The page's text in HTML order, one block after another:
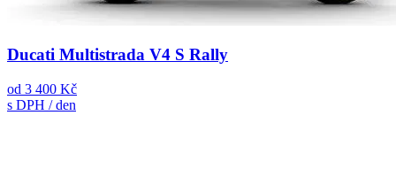
Ducati Multistrada V4 S Rally
od 3 400 Kč
s DPH / den